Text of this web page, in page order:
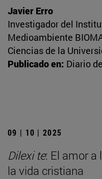
Javier Erro
Investigador del
Medioambiente
Ciencias de la
Publicado en: Diario
09 | 10 | 2025
Dilexi te: El amor a
la vida cristiana